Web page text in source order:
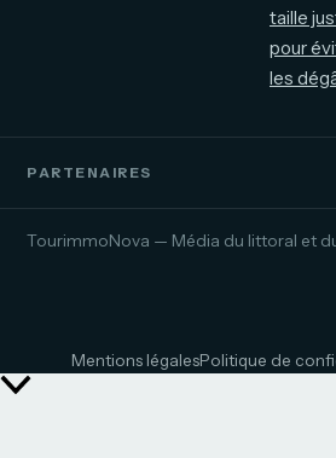
taille
pour
les
PARTENAIRES
TourimmoNova — Média du littoral et
Mentions légalesPolitique de
Retour